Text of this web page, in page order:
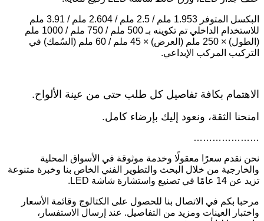
البكسل المتوفر 1.953 ملم / 2.5 ملم / 2.604 ملم / 3.91 ملم
للاستخدام الداخلي تم تكوينه بـ 500 ملم / 750 ملم / 1000 ملم
(الطول) × 250 ملم (العرض) × 45 ملم / 60 ملم (السُمك) في
التركيب المركب الإبداعي.
الاهتمام بكافة تفاصيل كل طلب حتى من عينة الألواح.
امنحنا الثقة، ونعود إليك بإرضاء كامل.
…………………
نحن نقدم سعرًا معقولًا وخدمة موثوقة في الأسواق المحلية
والخارجية من خلال البحث والتطوير الفني الخاص بنا وخبرة متنوعة
تزيد عن 14 عامًا في تصنيع واستشارة شاشة LED.
مرحبا بكم في الاتصال بنا للحصول على الكتالوج وقائمة الأسعار
واختبار العينات ومزيد من التفاصيل. عند إرسال الاستفسار،